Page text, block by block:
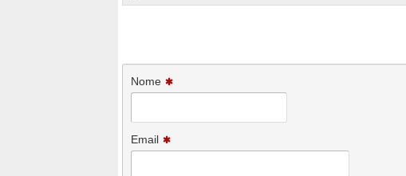
Nome
Email